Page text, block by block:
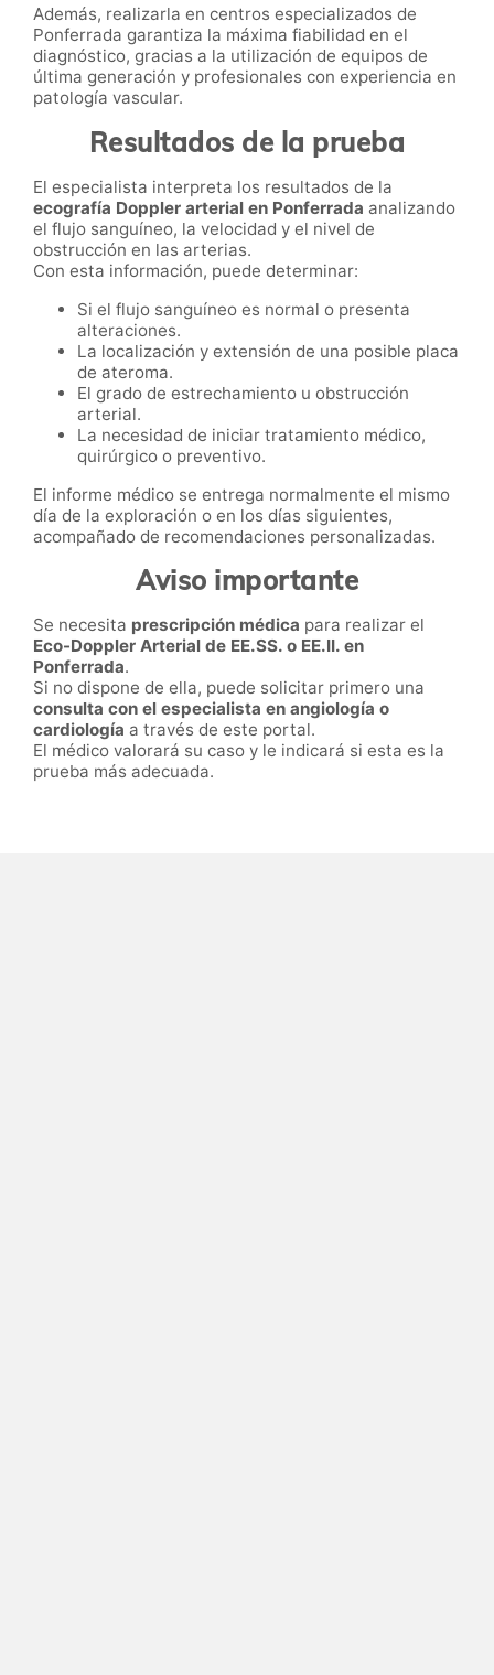
Además, realizarla en centros especializados de
Ponferrada garantiza la máxima fiabilidad en el
diagnóstico, gracias a la utilización de equipos de
última generación y profesionales con experiencia en
patología vascular.
Resultados de la prueba
El especialista interpreta los resultados de la
ecografía Doppler arterial en Ponferrada analizando
el flujo sanguíneo, la velocidad y el nivel de
obstrucción en las arterias.
Con esta información, puede determinar:
Si el flujo sanguíneo es normal o presenta
alteraciones.
La localización y extensión de una posible placa
de ateroma.
El grado de estrechamiento u obstrucción
arterial.
La necesidad de iniciar tratamiento médico,
quirúrgico o preventivo.
El informe médico se entrega normalmente el mismo
día de la exploración o en los días siguientes,
acompañado de recomendaciones personalizadas.
Aviso importante
Se necesita prescripción médica para realizar el
Eco-Doppler Arterial de EE.SS. o EE.II. en
Ponferrada.
Si no dispone de ella, puede solicitar primero una
consulta con el especialista en angiología o
cardiología a través de este portal.
El médico valorará su caso y le indicará si esta es la
prueba más adecuada.